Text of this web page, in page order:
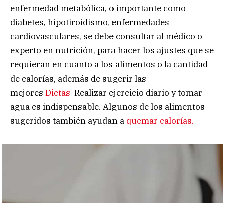
enfermedad metabólica, o importante como
diabetes, hipotiroidismo, enfermedades
cardiovasculares, se debe consultar al médico o
experto en nutrición, para hacer los ajustes que se
requieran en cuanto a los alimentos o la cantidad
de calorías, además de sugerir las
mejores Dietas Realizar ejercicio diario y tomar
agua es indispensable. Algunos de los alimentos
sugeridos también ayudan a quemar calorías.